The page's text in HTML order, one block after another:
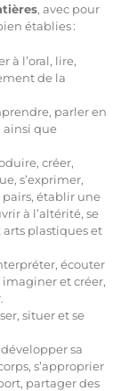
, avec pour
établies :
à l’oral, lire,
de la
parler en
ainsi que
créer,
s’exprimer,
pairs, établir une
à l’altérité, se
arts plastiques et
écouter
et créer,
situer et se
développer sa
s’approprier
partager des